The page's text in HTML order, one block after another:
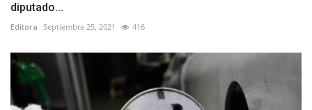
diputado...
Editora Septiembre 25, 2021 416